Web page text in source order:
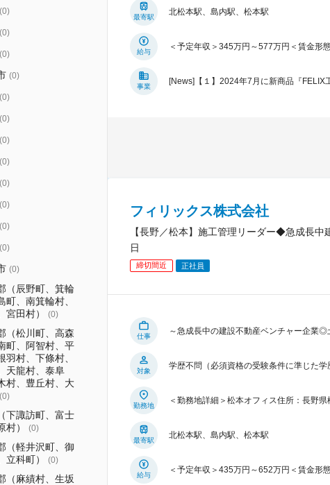
(0)
(0)
(0)
(0)
(0)
(0)
(0)
(0)
(0)
(0)
(0)
(0)
(0)
（辰野町、箕輪
町、南箕輪村、
宮田村）
(0)
（松川町、高森
町、阿智村、平
羽村、下條村、
天龍村、泰阜
村、豊丘村、大
(0)
下諏訪町、富士
村）
(0)
（軽井沢町、御
立科町）
(0)
（麻績村、生坂
最寄駅
北松本駅、島内駅、松本駅
給与
＜予定年収＞345万円～577万円＜賃金形
事業
[News]【１】2024年7月に新商品『
フィリックス株式会社
【長野／松本】施工管理リーダー◆急成長
日
締切間近 正社員
仕事
～急成長中の建設不動産ベンチャー企業
対象
学歴不問（必須資格の受験条件に準じた学
勤務地
＜勤務地詳細＞松本オフィス住所：長野
最寄駅
北松本駅、島内駅、松本駅
給与
＜予定年収＞435万円～652万円＜賃金形